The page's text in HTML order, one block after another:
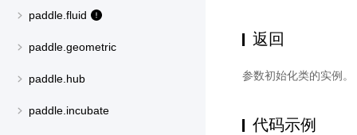
paddle.fluid
paddle.geometric
paddle.hub
paddle.incubate
返回
参数初始化类的实例。
代码示例